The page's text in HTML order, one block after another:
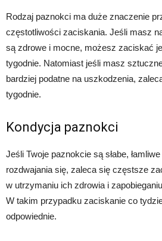
Rodzaj paznokci ma duże znaczenie
częstotliwości zaciskania. Jeśli masz
są zdrowe i mocne, możesz zaciskać
tygodnie. Natomiast jeśli masz
bardziej podatne na uszkodzenia,
tygodnie.
Kondycja paznokci
Jeśli Twoje paznokcie są słabe,
rozdwajania się, zaleca się częstsze
w utrzymaniu ich zdrowia i
W takim przypadku zaciskanie co
odpowiednie.